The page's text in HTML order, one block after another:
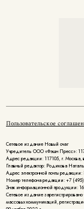
Пользовательское
Сетевое издание Новый очаг
Учредитель ООО «Фэшн Пресс»:
Адрес редакции: 117105, г. Москва,
Главный редактор: Родикова
Адрес электронной почты редакции:
Номер телефона редакции: +7
Знак информационной продукции:
Cетевое издание
массовых коммуникаций,